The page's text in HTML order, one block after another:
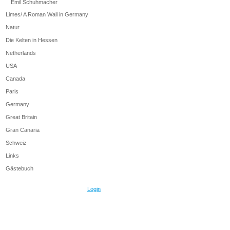
Emil Schuhmacher
Limes/ A Roman Wall in Germany
Natur
Die Kelten in Hessen
Netherlands
USA
Canada
Paris
Germany
Great Britain
Gran Canaria
Schweiz
Links
Gästebuch
Login